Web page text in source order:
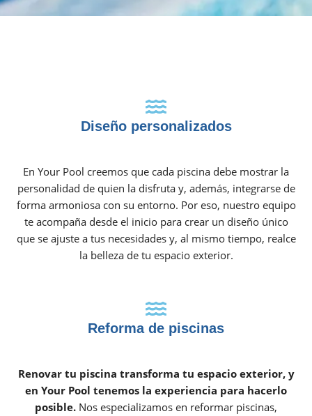
Diseño personalizados
En Your Pool creemos que cada piscina debe mostrar la
personalidad de quien la disfruta y, además, integrarse de
forma armoniosa con su entorno. Por eso, nuestro equipo
te acompaña desde el inicio para crear un diseño único
que se ajuste a tus necesidades y, al mismo tiempo, realce
la belleza de tu espacio exterior.
Reforma de piscinas
Renovar tu piscina transforma tu espacio exterior, y
en Your Pool tenemos la experiencia para hacerlo
posible. Nos especializamos en reformar piscinas,